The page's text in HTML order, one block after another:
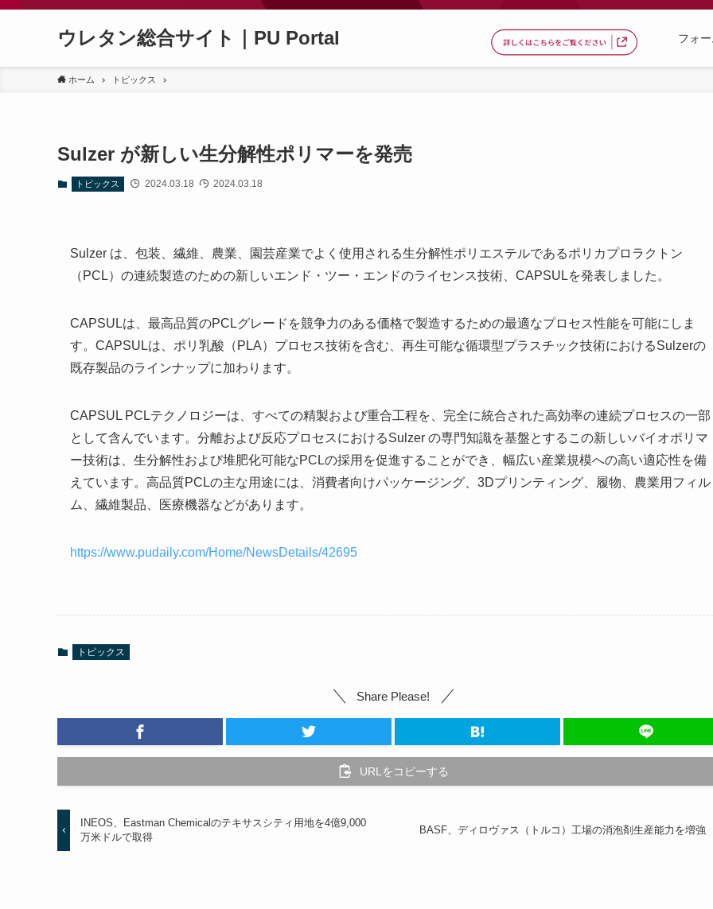
ウレタン総合サイト｜PU Portal フォ
ホーム トピックス
Sulzer が新しい生分解性ポリマーを発売
トピックス 2024.03.18 2024.03.18
Sulzer は、包装、繊維、農業、園芸産業でよく使用される生分解性ポリエステルであるポリカプロラクトン
（PCL）の連続製造のための新しいエンド・ツー・エンドのライセンス技術、CAPSULを発表しました。
CAPSULは、最高品質のPCLグレードを競争力のある価格で製造するための最適なプロセス性能を可能にしま
す。CAPSULは、ポリ乳酸（PLA）プロセス技術を含む、再生可能な循環型プラスチック技術におけるSulzerの
既存製品のラインナップに加わります。
CAPSUL PCLテクノロジーは、すべての精製および重合工程を、完全に統合された高効率の連続プロセスの一部
として含んでいます。分離および反応プロセスにおけるSulzer の専門知識を基盤とするこの新しいバイオポリマ
ー技術は、生分解性および堆肥化可能なPCLの採用を促進することができ、幅広い産業規模への高い適応性を備
えています。高品質PCLの主な用途には、消費者向けパッケージング、3Dプリンティング、履物、農業用フィル
ム、繊維製品、医療機器などがあります。
https://www.pudaily.com/Home/NewsDetails/42695
トピックス
Share Please!
URLをコピーする
INEOS、Eastman Chemicalのテキサスシティ用地を4億9,000
万米ドルで取得
BASF、ディロヴァス（トルコ）工場の消泡剤生産能力を増強